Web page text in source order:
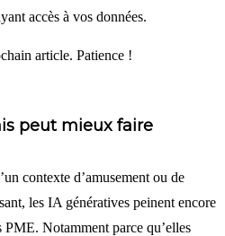
accès à vos données.
article. Patience !
peut mieux faire
contexte d’amusement ou de
les IA génératives peinent encore
PME. Notamment parce qu’elles